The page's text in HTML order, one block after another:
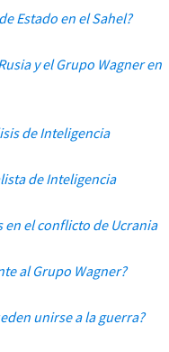
Estado en el Sahel?
y el Grupo Wagner en
de Inteligencia
de Inteligencia
en el conflicto de Ucrania
al Grupo Wagner?
unirse a la guerra?